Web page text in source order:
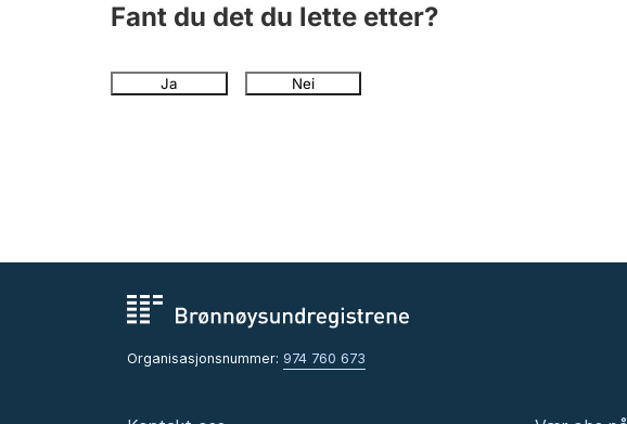
Fant du det du lette etter?
Ja Nei
Organisasjonsnummer: 974 760 673